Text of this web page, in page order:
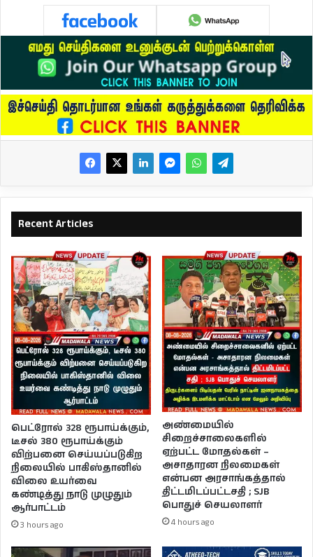
Recent Articles
பெட்ரோல் 328 ரூபாய்க்கும்,
டீசல் 380 ரூபாய்க்கும்
விற்பனை செய்யப்படுகிற
நிலையில் பாகிஸ்தானில்
விலை உயர்வை
கண்டித்து நாடு முழுதும்
ஆர்பாட்டம்
3 hours ago
அண்மையில்
சிறைச்சாலைகளில்
ஏற்பட்ட மோதல்கள் –
அசாதாரன நிலமைகள்
என்பன அரசாங்கத்தால்
திட்டமிடப்பட்டசதி ; SJB
பொதுச் செயலாளர்
4 hours ago